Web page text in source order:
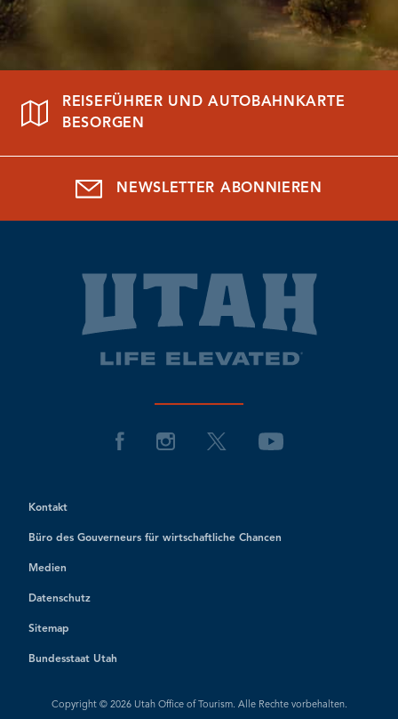
REISEFÜHRER UND AUTOBAHNKARTE
BESORGEN
NEWSLETTER ABONNIEREN
Kontakt
Büro des Gouverneurs für wirtschaftliche Chancen
Medien
Datenschutz
Sitemap
Bundesstaat Utah
Copyright © 2026 Utah Office of Tourism. Alle Rechte vorbehalten.